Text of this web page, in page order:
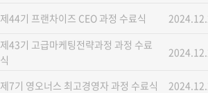
제44기 프랜차이즈 CEO 과정 수료식
제43기 고급마케팅전략과정 과정 수료
식
제7기 영오너스 최고경영자 과정 수료식